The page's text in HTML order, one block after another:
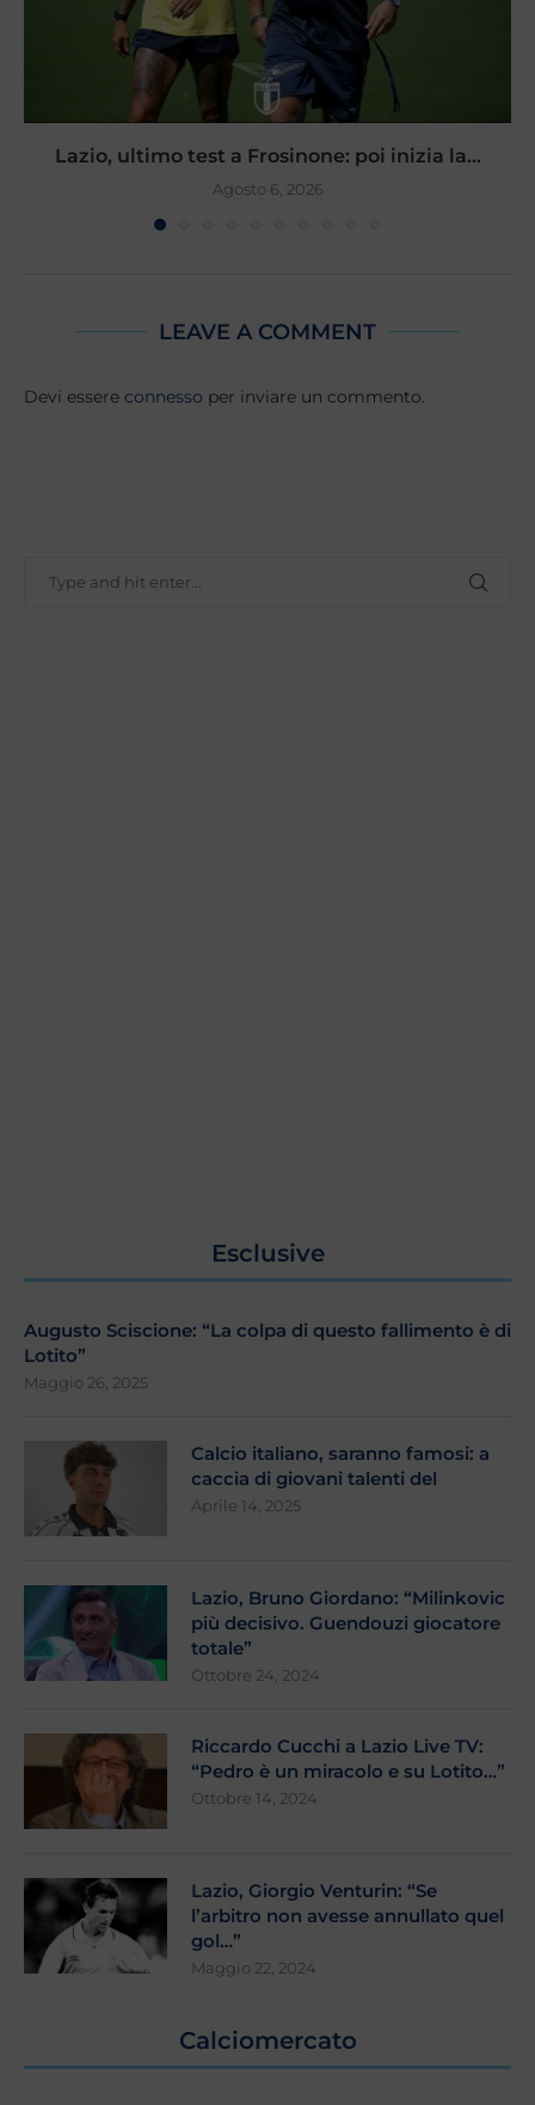
Lazio, ultimo test a Frosinone: poi inizia la...
Agosto 6, 2026
LEAVE A COMMENT
Devi essere connesso per inviare un commento.
Esclusive
Augusto Sciscione: “La colpa di questo fallimento è di
Lotito”
Maggio 26, 2025
Calcio italiano, saranno famosi: a
caccia di giovani talenti del
Aprile 14, 2025
Lazio, Bruno Giordano: “Milinkovic
più decisivo. Guendouzi giocatore
totale”
Ottobre 24, 2024
Riccardo Cucchi a Lazio Live TV:
“Pedro è un miracolo e su Lotito…”
Ottobre 14, 2024
Lazio, Giorgio Venturin: “Se
l’arbitro non avesse annullato quel
gol…”
Maggio 22, 2024
Calciomercato